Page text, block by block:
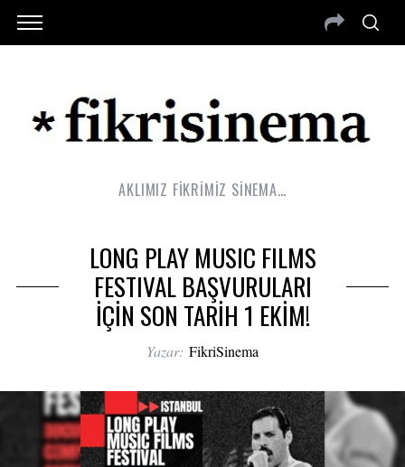
AKLIMIZ FİKRİMİZ SİNEMA…
LONG PLAY MUSIC FILMS
FESTIVAL BAŞVURULARI
İÇİN SON TARİH 1 EKİM!
Yazar: FikriSinema